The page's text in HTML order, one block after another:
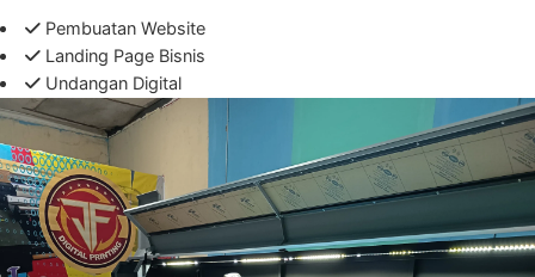
Pembuatan Website
Landing Page Bisnis
Undangan Digital